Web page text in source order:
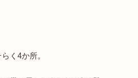
く4か所。